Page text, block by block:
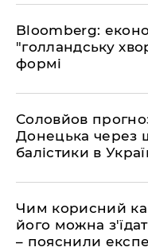
Bloomberg:
"голландську
формі
Соловйов
Донецька через
балістики в
Чим корисний
його можна
– пояснили